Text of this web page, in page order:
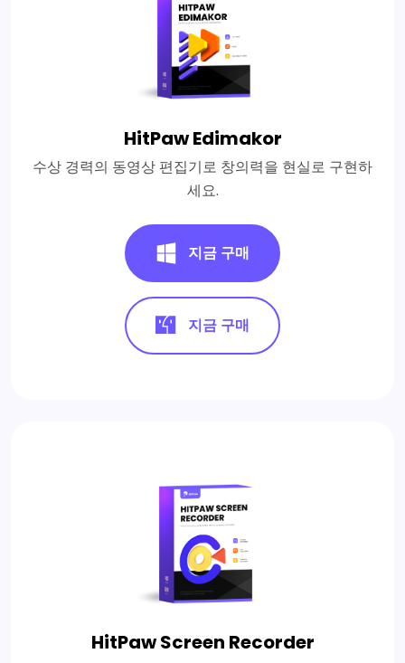
HitPaw Edimakor
수상 경력의 동영상 편집기로 창의력을 현실로 구현하
세요.
지금 구매
지금 구매
HitPaw Screen Recorder